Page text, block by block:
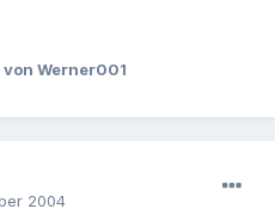
von Werner001
2004